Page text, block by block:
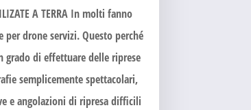
A TERRA In molti fanno
per drone servizi. Questo perché
grado di effettuare delle riprese
semplicemente spettacolari,
e angolazioni di ripresa difficili